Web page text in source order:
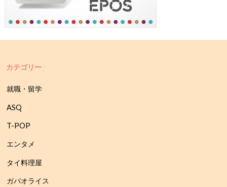
カテゴリー
就職・留学
ASQ
T-POP
エンタメ
タイ料理屋
ガパオライス